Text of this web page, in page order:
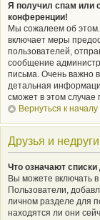
Я получил спам или
конференции!
Мы сожалеем об
включает меры
пользователей,
сообщение
письма. Очень важно
детальная
сможет в этом
Вернуться к началу
Друзья и недруги
Что означают
Вы можете включать
Пользователи,
личном разделе для
находятся ли они